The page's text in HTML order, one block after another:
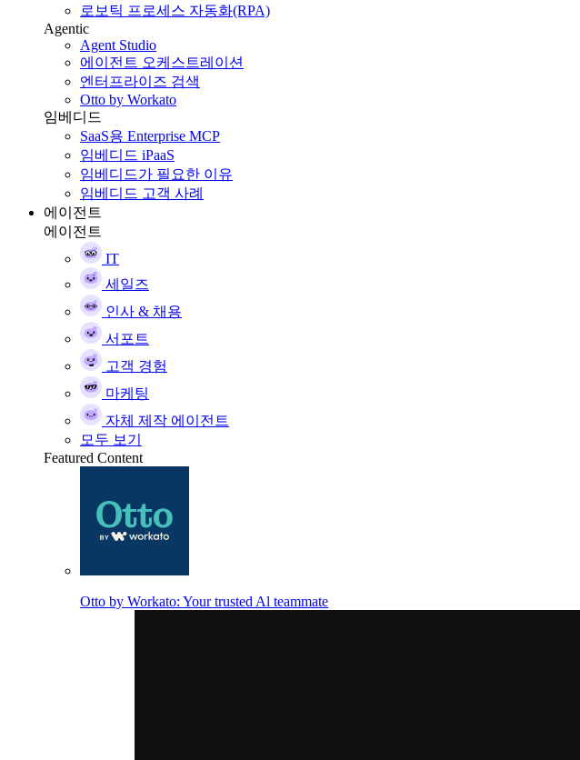
로보틱 프로세스 자동화(RPA)
Agentic
Agent Studio
에이전트 오케스트레이션
엔터프라이즈 검색
Otto by Workato
임베디드
SaaS용 Enterprise MCP
임베디드 iPaaS
임베디드가 필요한 이유
임베디드 고객 사례
에이전트
에이전트
IT
세일즈
인사 & 채용
서포트
고객 경험
마케팅
자체 제작 에이전트
모두 보기
Featured Content
Otto by Workato: Your trusted Al teammate